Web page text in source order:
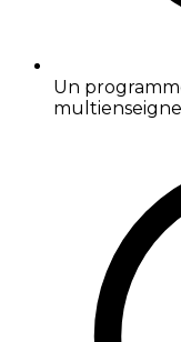
Un
multienseigne